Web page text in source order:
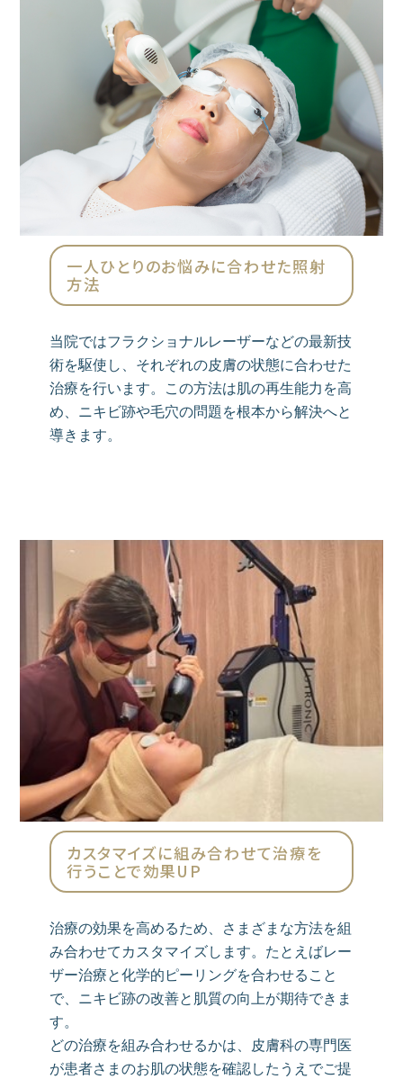
一人ひとりのお悩みに合わせた照射
方法
当院ではフラクショナルレーザーなどの最新技
術を駆使し、それぞれの皮膚の状態に合わせた
治療を行います。この方法は肌の再生能力を高
め、ニキビ跡や毛穴の問題を根本から解決へと
導きます。
カスタマイズに組み合わせて治療を
行うことで効果UP
治療の効果を高めるため、さまざまな方法を組
み合わせてカスタマイズします。たとえばレー
ザー治療と化学的ピーリングを合わせること
で、ニキビ跡の改善と肌質の向上が期待できま
す。
どの治療を組み合わせるかは、皮膚科の専門医
が患者さまのお肌の状態を確認したうえでご提